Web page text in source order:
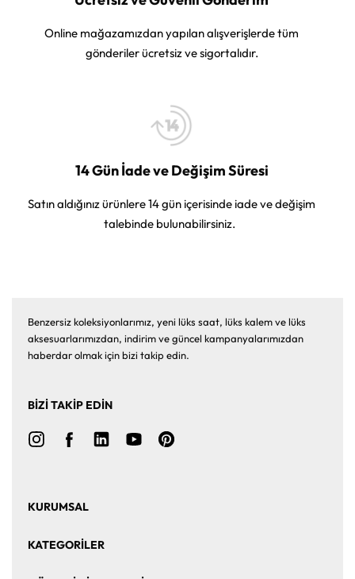
Online mağazamızdan yapılan alışverişlerde tüm
gönderiler ücretsiz ve sigortalıdır.
14 Gün İade ve Değişim Süresi
Satın aldığınız ürünlere 14 gün içerisinde iade ve değişim
talebinde bulunabilirsiniz.
Benzersiz koleksiyonlarımız, yeni lüks saat, lüks kalem ve lüks
aksesuarlarımızdan, indirim ve güncel kampanyalarımızdan
haberdar olmak için bizi takip edin.
BİZİ TAKİP EDİN
KURUMSAL
KATEGORİLER